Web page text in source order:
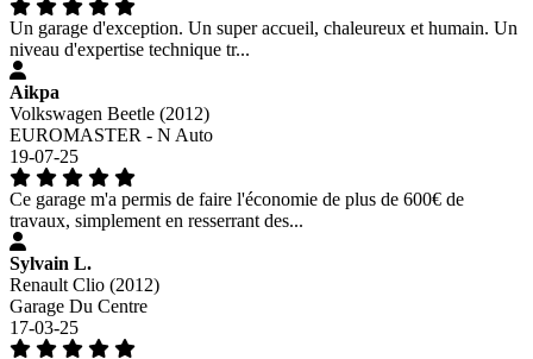
Un garage d'exception. Un super accueil, chaleureux et humain. Un
niveau d'expertise technique tr...
Aikpa
Volkswagen Beetle (2012)
EUROMASTER - N Auto
19-07-25
Ce garage m'a permis de faire l'économie de plus de 600€ de
travaux, simplement en resserrant des...
Sylvain L.
Renault Clio (2012)
Garage Du Centre
17-03-25